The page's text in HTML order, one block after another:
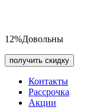
12%Довольны
получить скидку
Контакты
Рассрочка
Акции